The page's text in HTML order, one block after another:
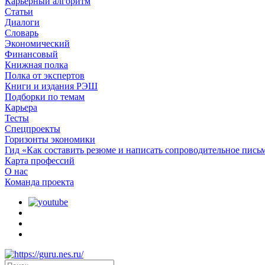
Статьи
Диалоги
Словарь
Экономический
Финансовый
Книжная полка
Полка от экспертов
Книги и издания РЭШ
Подборки по темам
Карьера
Тесты
Спецпроекты
Горизонты экономики
Гид «Как составить резюме и написать сопроводительное
Карта профессий
О наc
Команда проекта